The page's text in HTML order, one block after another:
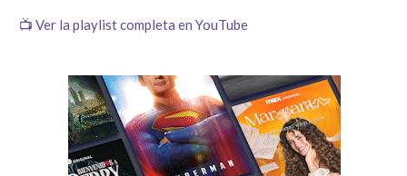
📺 Ver la playlist completa en YouTube